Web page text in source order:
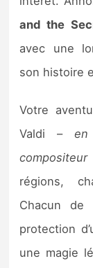
Autres
Sorties
Bons
and the
avec une
son histoire
Votre
Valdi –
compositeur
régions,
Chacun
protection
une magie